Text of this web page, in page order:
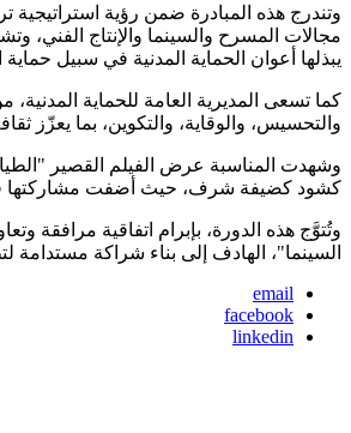
وتندرج هذه المبادرة ضمن رؤية استراتيجية
مجالات المسرح والسينما والإنتاج الفني،
يبذلها أعوان الحماية المدنية في سبيل حماية
كما تسعى المديرية العامة للحماية
والتحسيس، والوقاية، والتكوين، بما يعزّز
وشهدت المناسبة عرض الفيلم القصير
كشود كضيفة شرف، حيث أضفت مشاركتها
وتُتوَّج هذه الدورة، بإبرام اتفاقية مرافقة
السينما"، الهادف إلى بناء شراكة مستدامة
email
facebook
linkedin